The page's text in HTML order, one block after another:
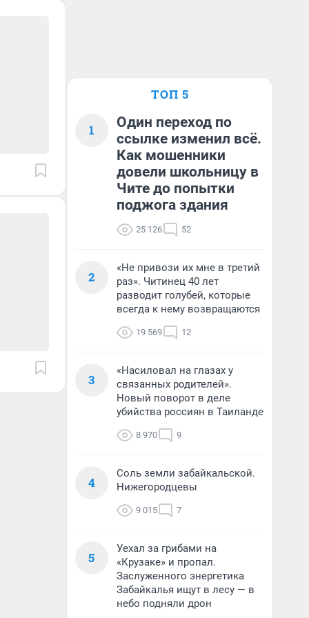
ТОП 5
1
Один переход по
ссылке изменил всё.
Как мошенники
довели школьницу в
Чите до попытки
поджога здания
25 126 52
2
«Не привози их мне в третий
раз». Читинец 40 лет
разводит голубей, которые
всегда к нему возвращаются
19 569 12
3
«Насиловал на глазах у
связанных родителей».
Новый поворот в деле
убийства россиян в Таиланде
8 970 9
4
Соль земли забайкальской.
Нижегородцевы
9 015 7
5
Уехал за грибами на
«Крузаке» и пропал.
Заслуженного энергетика
Забайкалья ищут в лесу — в
небо подняли дрон